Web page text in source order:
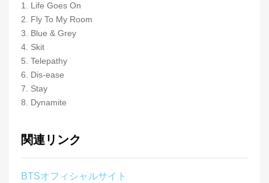
1. Life Goes On
2. Fly To My Room
3. Blue & Grey
4. Skit
5. Telepathy
6. Dis-ease
7. Stay
8. Dynamite
関連リンク
BTSオフィシャルサイト